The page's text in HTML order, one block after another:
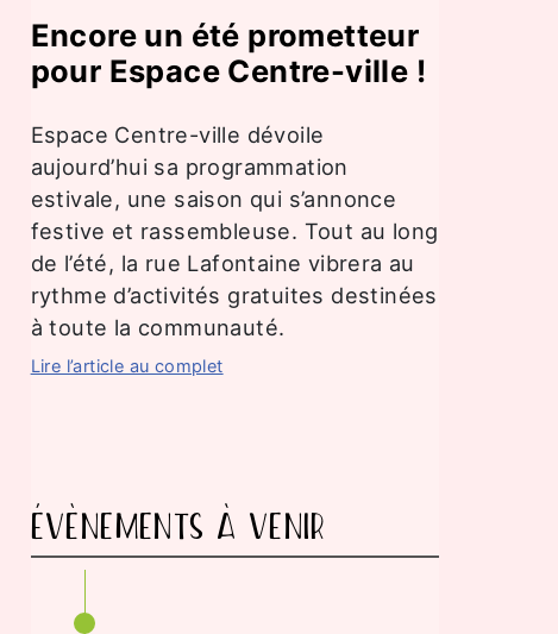
Encore un été prometteur
pour Espace Centre-ville !
Espace Centre-ville dévoile
aujourd’hui sa programmation
estivale, une saison qui s’annonce
festive et rassembleuse. Tout au long
de l’été, la rue Lafontaine vibrera au
rythme d’activités gratuites destinées
à toute la communauté.
Lire l’article au complet
ÉVÈNEMENTS À VENIR